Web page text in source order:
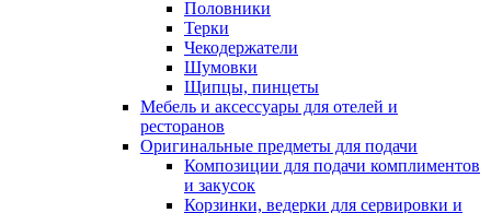
Половники
Терки
Чекодержатели
Шумовки
Щипцы, пинцеты
Мебель и аксессуары для отелей и
ресторанов
Оригинальные предметы для подачи
Композиции для подачи комплиментов
и закусок
Корзинки, ведерки для сервировки и